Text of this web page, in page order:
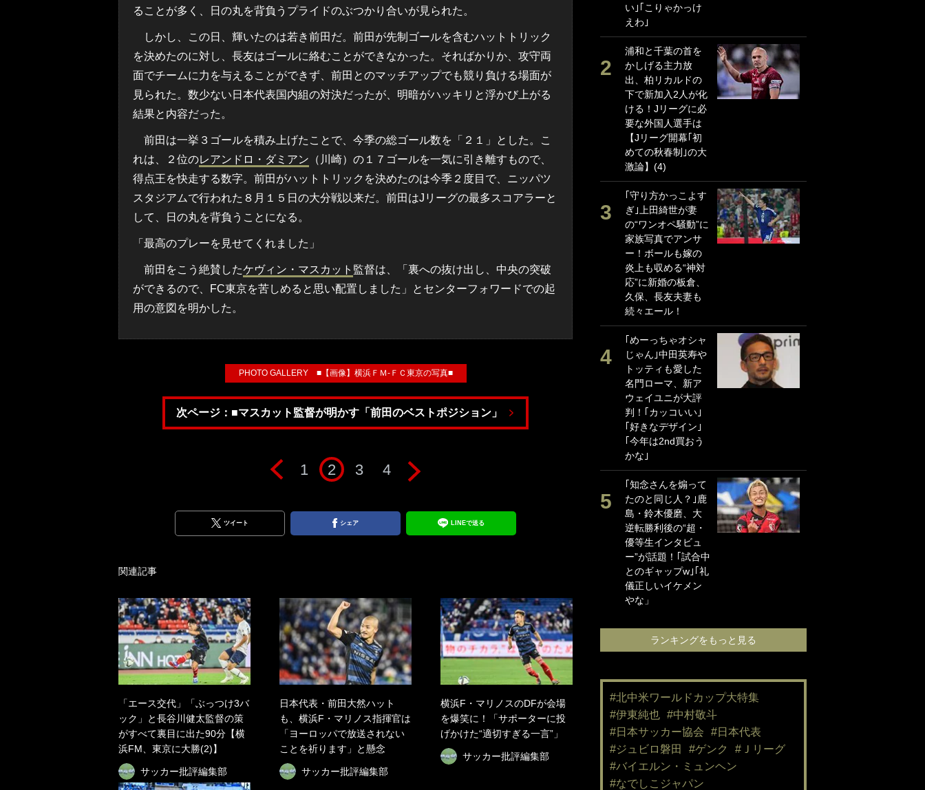
ることが多く、日の丸を背負うプライドのぶつかり合いが見られた。
しかし、この日、輝いたのは若き前田だ。前田が先制ゴールを含むハットトリック
を決めたのに対し、長友はゴールに絡むことができなかった。そればかりか、攻守両
面でチームに力を与えることができず、前田とのマッチアップでも競り負ける場面が
見られた。数少ない日本代表国内組の対決だったが、明暗がハッキリと浮かび上がる
結果と内容だった。
前田は一挙３ゴールを積み上げたことで、今季の総ゴール数を「２１」とした。こ
れは、２位のレアンドロ・ダミアン （川崎）の１７ゴールを一気に引き離すもので、
得点王を快走する数字。前田がハットトリックを決めたのは今季２度目で、ニッパツ
スタジアムで行われた８月１５日の大分戦以来だ。前田はJリーグの最多スコアラーと
して、日の丸を背負うことになる。
「最高のプレーを見せてくれました」
前田をこう絶賛したケヴィン・マスカット 監督は、「裏への抜け出し、中央の突破
ができるので、FC東京を苦しめると思い配置しました」とセンターフォワードでの起
用の意図を明かした。
PHOTO GALLERY ■【画像】横浜ＦＭ‐ＦＣ東京の写真■
次ページ：■マスカット監督が明かす「前田のベストポジション」
1 2 3 4
ツイート シェア LINEで送る
関連記事
「エース交代」「ぶっつけ3バ
ック」と長谷川健太監督の策
がすべて裏目に出た90分【横
浜FM、東京に大勝(2)】
サッカー批評編集部
日本代表・前田大然ハット
も、横浜F・マリノス指揮官は
「ヨーロッパで放送されない
ことを祈ります」と懸念
サッカー批評編集部
横浜F・マリノスのDFが会場
を爆笑に！「サポーターに投
げかけた“適切すぎる一言”」
サッカー批評編集部
い｣｢こりゃかっけ
えわ｣
浦和と千葉の首を
かしげる主力放
出、柏リカルドの
下で新加入2人が化
ける！Jリーグに必
要な外国人選手は
【Jリーグ開幕｢初
めての秋春制｣の大
激論】(4)
｢守り方かっこよす
ぎ｣上田綺世が妻
の“ワンオペ騒動”に
家族写真でアンサ
ー！ボールも嫁の
炎上も収める“神対
応”に新婚の板倉、
久保、長友夫妻も
続々エール！
｢めーっちゃオシャ
じゃん｣中田英寿や
トッティも愛した
名門ローマ、新ア
ウェイユニが大評
判！｢カッコいい｣
｢好きなデザイン｣
｢今年は2nd買おう
かな｣
｢知念さんを煽って
たのと同じ人？｣鹿
島・鈴木優磨、大
逆転勝利後の“超・
優等生インタビュ
ー”が話題！｢試合中
とのギャップw｣｢礼
儀正しいイケメン
やな」
ランキングをもっと見る
#北中米ワールドカップ大特集
#伊東純也 #中村敬斗
#日本サッカー協会
#日本代表
#ジュビロ磐田
#ゲンク
#Ｊリーグ
#バイエルン・ミュンヘン
#なでしこジャパン